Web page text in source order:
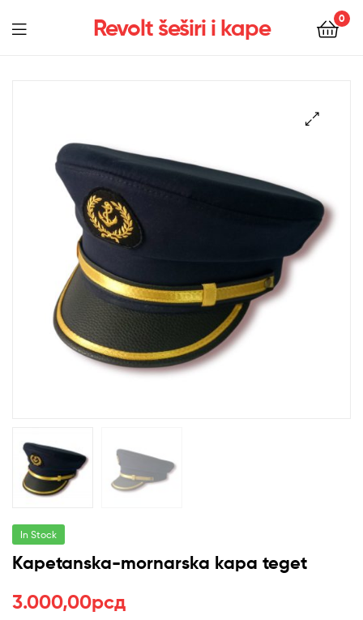
Revolt šeširi i kape 0
Menu
In Stock
Kapetanska-mornarska kapa teget
3.000,00рсд